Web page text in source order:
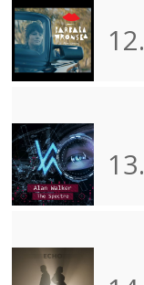
12.
13.